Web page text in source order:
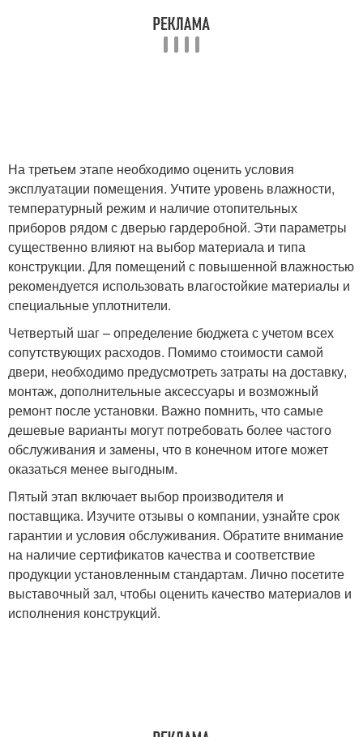
На третьем этапе необходимо оценить условия
эксплуатации помещения. Учтите уровень влажности,
температурный режим и наличие отопительных
приборов рядом с дверью гардеробной. Эти параметры
существенно влияют на выбор материала и типа
конструкции. Для помещений с повышенной влажностью
рекомендуется использовать влагостойкие материалы и
специальные уплотнители.
Четвертый шаг – определение бюджета с учетом всех
сопутствующих расходов. Помимо стоимости самой
двери, необходимо предусмотреть затраты на доставку,
монтаж, дополнительные аксессуары и возможный
ремонт после установки. Важно помнить, что самые
дешевые варианты могут потребовать более частого
обслуживания и замены, что в конечном итоге может
оказаться менее выгодным.
Пятый этап включает выбор производителя и
поставщика. Изучите отзывы о компании, узнайте срок
гарантии и условия обслуживания. Обратите внимание
на наличие сертификатов качества и соответствие
продукции установленным стандартам. Лично посетите
выставочный зал, чтобы оценить качество материалов и
исполнения конструкций.